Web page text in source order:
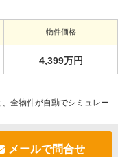
物件価格
4,399万円
全物件が自動でシミュレー
メールで問合せ